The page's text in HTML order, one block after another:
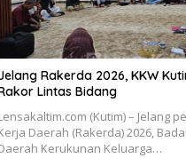
Rakerda 2026, KKW
Lintas Bidang
(Kutim) – Jelang
Daerah (Rakerda) 2026,
Kerukunan Keluarga…